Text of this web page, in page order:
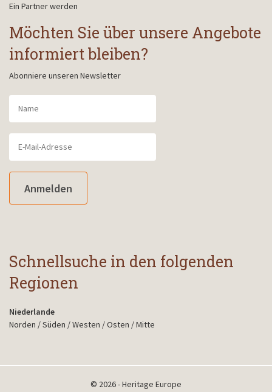
Ein Partner werden
Möchten Sie über unsere Angebote
informiert bleiben?
Abonniere unseren Newsletter
Anmelden
Schnellsuche in den folgenden
Regionen
Niederlande
Norden /Süden /Westen /Osten /Mitte
© 2026 - Heritage Europe